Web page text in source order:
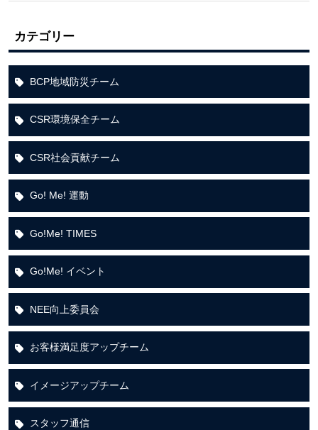
カテゴリー
BCP地域防災チーム
CSR環境保全チーム
CSR社会貢献チーム
Go! Me! 運動
Go!Me! TIMES
Go!Me! イベント
NEE向上委員会
お客様満足度アップチーム
イメージアップチーム
スタッフ通信